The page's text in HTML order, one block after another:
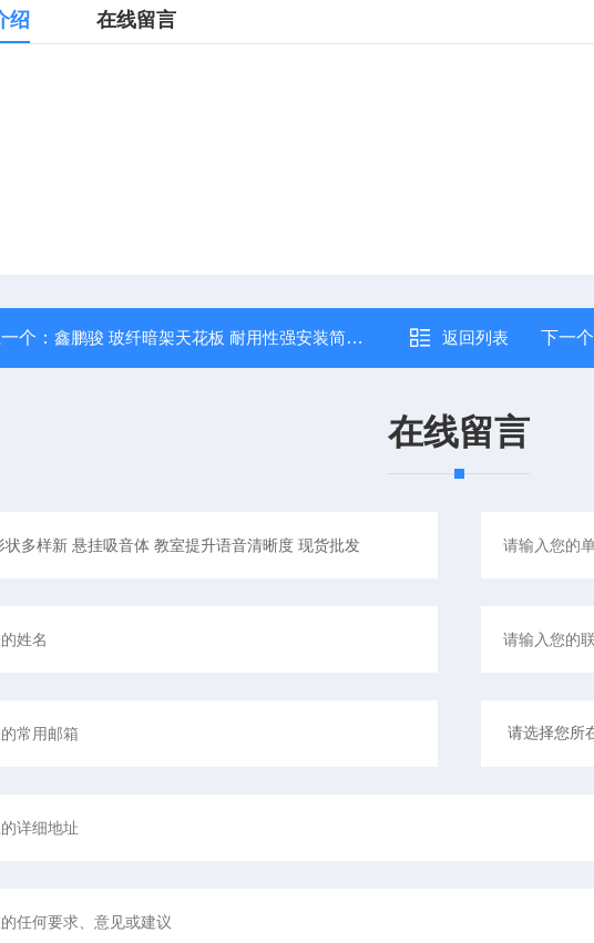
绍 在线留言
一个：鑫鹏骏 玻纤暗架天花板 耐用性强安装简便 可用于过道展览厅等 返回列表 下一个
在线留言